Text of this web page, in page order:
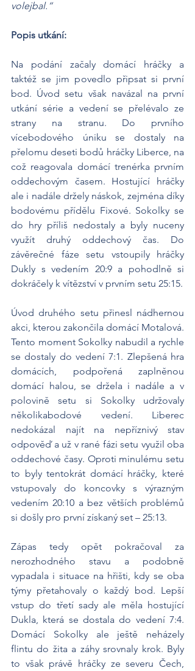
volejbal.“
Popis utkání:
Na podání začaly domácí hráčky a
taktéž se jim povedlo připsat si první
bod. Úvod setu však navázal na první
utkání série a vedení se přelévalo ze
strany na stranu. Do prvního
vícebodového úniku se dostaly na
přelomu deseti bodů hráčky Liberce, na
což reagovala domácí trenérka prvním
oddechovým časem. Hostující hráčky
ale i nadále držely náskok, zejména díky
bodovému přídělu Fixové. Sokolky se
do hry příliš nedostaly a byly nuceny
využít druhý oddechový čas. Do
závěrečné fáze setu vstoupily hráčky
Dukly s vedením 20:9 a pohodlně si
dokráčely k vítězství v prvním setu 25:15.
Úvod druhého setu přinesl nádhernou
akci, kterou zakončila domácí Motalová.
Tento moment Sokolky nabudil a rychle
se dostaly do vedení 7:1. Zlepšená hra
domácích, podpořená zaplněnou
domácí halou, se držela i nadále a v
polovině setu si Sokolky udržovaly
několikabodové vedení. Liberec
nedokázal najít na nepříznivý stav
odpověď a už v rané fázi setu využil oba
oddechové časy. Oproti minulému setu
to byly tentokrát domácí hráčky, které
vstupovaly do koncovky s výrazným
vedením 20:10 a bez větších problémů
si došly pro první získaný set – 25:13.
Zápas tedy opět pokračoval za
nerozhodného stavu a podobně
vypadala i situace na hřišti, kdy se oba
týmy přetahovaly o každý bod. Lepší
vstup do třetí sady ale měla hostující
Dukla, která se dostala do vedení 7:4.
Domácí Sokolky ale ještě neházely
flintu do žita a záhy srovnaly krok. Byly
to však právě hráčky ze severu Čech,